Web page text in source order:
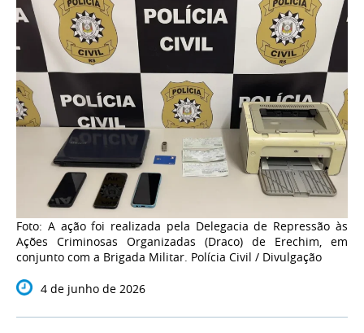
Foto: A ação foi realizada pela Delegacia de Repressão às
Ações Criminosas Organizadas (Draco) de Erechim, em
conjunto com a Brigada Militar. Polícia Civil / Divulgação
4 de junho de 2026